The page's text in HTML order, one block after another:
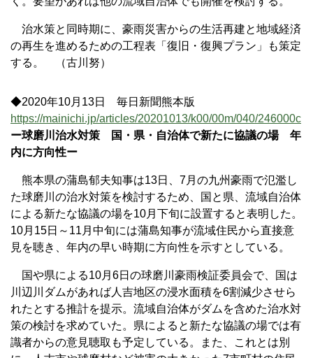
治水策と同時期に、豪雨災害からの生活再建と地域経済
の再生を進めるための工程表「復旧・復興プラン」も策定
する。 （古川努）
◆2020年10月13日 毎日新聞熊本版
https://mainichi.jp/articles/20201013/k00/00m/040/246000c
ー球磨川治水対策 国・県・自治体で新たに協議の場 年
内に方向性ー
熊本県の蒲島郁夫知事は13日、7月の九州豪雨で氾濫し
た球磨川の治水対策を検討するため、国と県、流域自治体
による新たな協議の場を10月下旬に設置すると表明した。
10月15日～11月中旬には蒲島知事が流域住民から直接意
見を聴き、年内の早い時期に方向性を示すとしている。
国や県による10月6日の球磨川豪雨検証委員会で、国は
川辺川ダムがあれば人吉地区の浸水面積を6割減少させら
れたとする推計を提示。流域自治体がダムを含めた治水対
策の検討を求めていた。県によると新たな協議の場では有
識者からの意見聴取も予定している。また、これとは別